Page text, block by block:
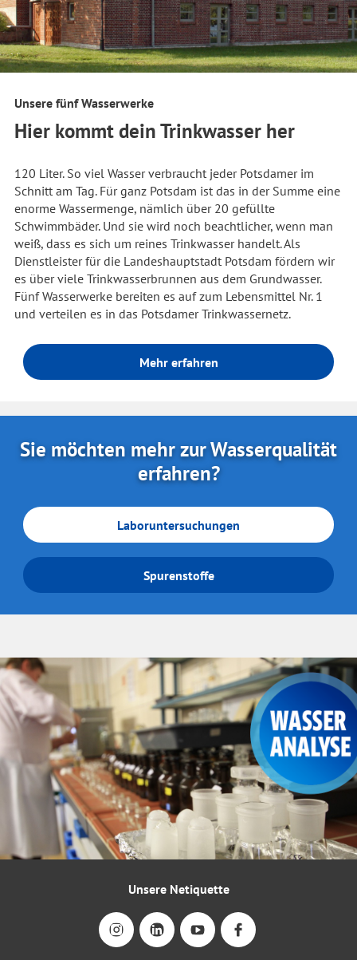
Unsere fünf Wasserwerke
Hier kommt dein Trinkwasser her
120 Liter. So viel Wasser verbraucht jeder Potsdamer im
Schnitt am Tag. Für ganz Potsdam ist das in der Summe eine
enorme Wassermenge, nämlich über 20 gefüllte
Schwimmbäder. Und sie wird noch beachtlicher, wenn man
weiß, dass es sich um reines Trinkwasser handelt. Als
Dienstleister für die Landeshauptstadt Potsdam fördern wir
es über viele Trinkwasserbrunnen aus dem Grundwasser.
Fünf Wasserwerke bereiten es auf zum Lebensmittel Nr. 1
und verteilen es in das Potsdamer Trinkwassernetz.
Mehr erfahren
Sie möchten mehr zur Wasserqualität
erfahren?
Laboruntersuchungen
Spurenstoffe
Unsere Netiquette